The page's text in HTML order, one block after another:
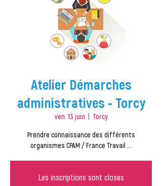
Atelier Démarches
administratives - Torcy
ven. 13 juin Torcy
Prendre connaissance des différents
organismes CPAM / France Travail ...
Les inscriptions sont closes